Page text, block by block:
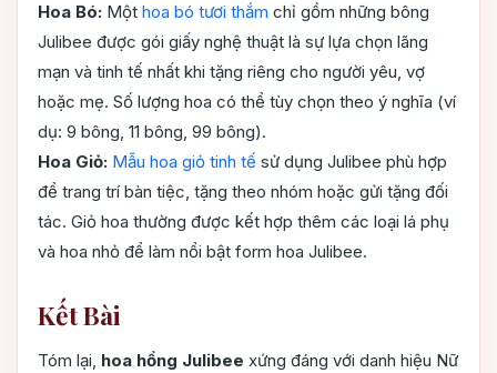
Hoa Bó: Một hoa bó tươi thắm chỉ gồm những bông
Julibee được gói giấy nghệ thuật là sự lựa chọn lãng
mạn và tinh tế nhất khi tặng riêng cho người yêu, vợ
hoặc mẹ. Số lượng hoa có thể tùy chọn theo ý nghĩa (ví
dụ: 9 bông, 11 bông, 99 bông).
Hoa Giỏ: Mẫu hoa giỏ tinh tế sử dụng Julibee phù hợp
để trang trí bàn tiệc, tặng theo nhóm hoặc gửi tặng đối
tác. Giỏ hoa thường được kết hợp thêm các loại lá phụ
và hoa nhỏ để làm nổi bật form hoa Julibee.
Kết Bài
Tóm lại, hoa hồng Julibee xứng đáng với danh hiệu Nữ